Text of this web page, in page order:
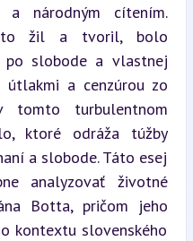
národným cítením.
žil a tvoril, bolo
po slobode a vlastnej
a cenzúrou zo
tomto turbulentnom
ktoré odráža túžby
a slobode. Táto esej
analyzovať životné
Botta, pričom jeho
kontextu slovenského